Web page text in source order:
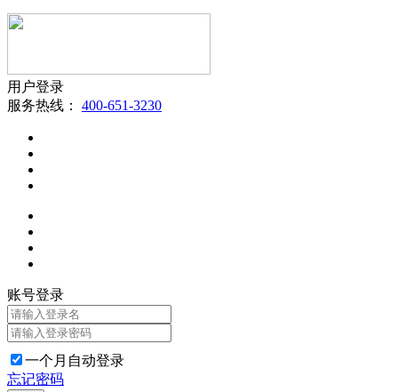
用户登录
服务热线： 400-651-3230
账号登录
一个月自动登录
忘记密码